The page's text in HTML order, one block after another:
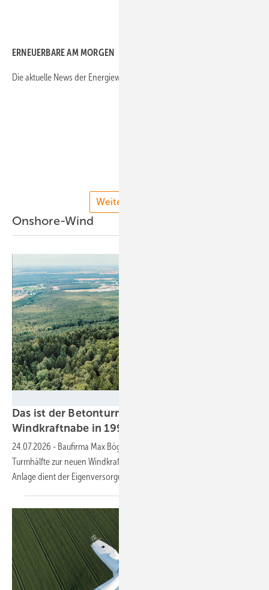
ERNEUERBARE AM MORGEN
Die aktuelle News der Energiewende als Morning-Update anhören.
Weitere Podcasts
Onshore-Wind
Das ist der Betonturmfuß für die erste
Windkraftnabe in 199 Metern
24.07.2026 - Baufirma Max Bögl hat die 108 Meter hohe untere
Turmhälfte zur neuen Windkraftanlagen-Rekordhöhe errichtet. Die
Anlage dient der Eigenversorgung.